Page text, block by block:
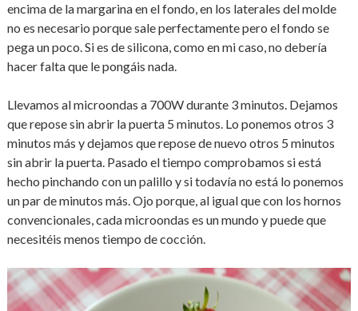
encima de la margarina en el fondo, en los laterales del molde
no es necesario porque sale perfectamente pero el fondo se
pega un poco. Si es de silicona, como en mi caso, no debería
hacer falta que le pongáis nada.
Llevamos al microondas a 700W durante 3 minutos. Dejamos
que repose sin abrir la puerta 5 minutos. Lo ponemos otros 3
minutos más y dejamos que repose de nuevo otros 5 minutos
sin abrir la puerta. Pasado el tiempo comprobamos si está
hecho pinchando con un palillo y si todavía no está lo ponemos
un par de minutos más. Ojo porque, al igual que con los hornos
convencionales, cada microondas es un mundo y puede que
necesitéis menos tiempo de cocción.